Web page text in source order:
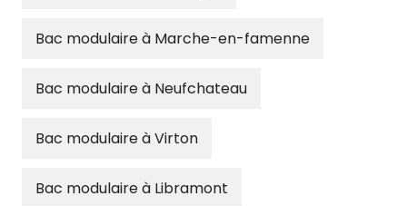
Bac modulaire à Marche-en-famenne
Bac modulaire à Neufchateau
Bac modulaire à Virton
Bac modulaire à Libramont